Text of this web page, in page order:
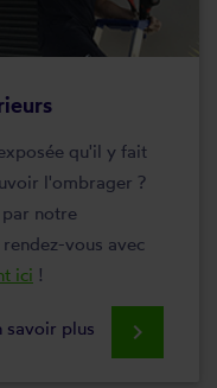
qu'il y fait
l'ombrager ?
notre
vous avec
ici !
savoir plus keyboard_arrow_right